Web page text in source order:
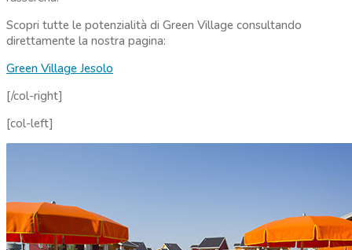
Scopri tutte le potenzialità di Green Village consultando
direttamente la nostra pagina:
Green Village Jesolo
[/col-right]
[col-left]